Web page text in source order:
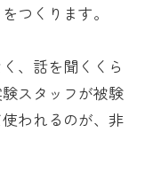
つくります。
、話を聞くくら
スタッフが被験
われるのが、非